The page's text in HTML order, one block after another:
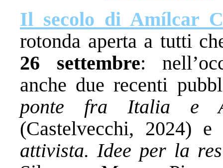
Il secolo di Amílcar
rotonda aperta a tutti
26 settembre:
anche due recenti
ponte fra Italia e
(Castelvecchi, 2024)
attivista. Idee per la